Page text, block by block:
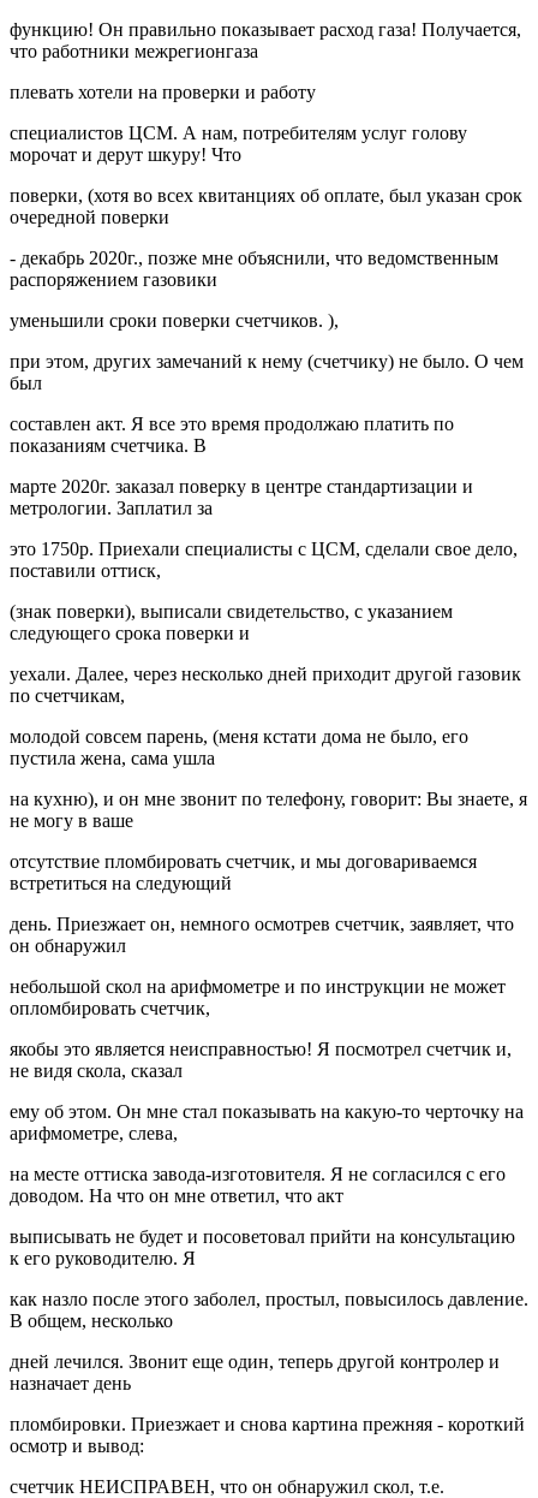
функцию! Он правильно показывает расход газа! Получается,
что работники межрегионгаза
плевать хотели на проверки и работу
специалистов ЦСМ. А нам, потребителям услуг голову
морочат и дерут шкуру! Что
поверки, (хотя во всех квитанциях об оплате, был указан срок
очередной поверки
- декабрь 2020г., позже мне объяснили, что ведомственным
распоряжением газовики
уменьшили сроки поверки счетчиков. ),
при этом, других замечаний к нему (счетчику) не было. О чем
был
составлен акт. Я все это время продолжаю платить по
показаниям счетчика. В
марте 2020г. заказал поверку в центре стандартизации и
метрологии. Заплатил за
это 1750р. Приехали специалисты с ЦСМ, сделали свое дело,
поставили оттиск,
(знак поверки), выписали свидетельство, с указанием
следующего срока поверки и
уехали. Далее, через несколько дней приходит другой газовик
по счетчикам,
молодой совсем парень, (меня кстати дома не было, его
пустила жена, сама ушла
на кухню), и он мне звонит по телефону, говорит: Вы знаете, я
не могу в ваше
отсутствие пломбировать счетчик, и мы договариваемся
встретиться на следующий
день. Приезжает он, немного осмотрев счетчик, заявляет, что
он обнаружил
небольшой скол на арифмометре и по инструкции не может
опломбировать счетчик,
якобы это является неисправностью! Я посмотрел счетчик и,
не видя скола, сказал
ему об этом. Он мне стал показывать на какую-то черточку на
арифмометре, слева,
на месте оттиска завода-изготовителя. Я не согласился с его
доводом. На что он мне ответил, что акт
выписывать не будет и посоветовал прийти на консультацию
к его руководителю. Я
как назло после этого заболел, простыл, повысилось давление.
В общем, несколько
дней лечился. Звонит еще один, теперь другой контролер и
назначает день
пломбировки. Приезжает и снова картина прежняя - короткий
осмотр и вывод:
счетчик НЕИСПРАВЕН, что он обнаружил скол, т.е.